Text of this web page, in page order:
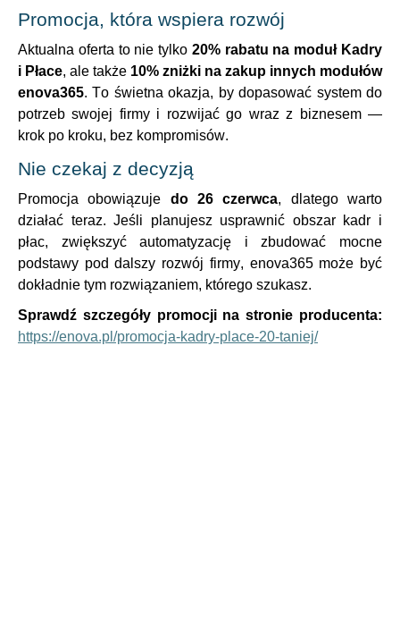
Promocja, która wspiera rozwój
Aktualna oferta to nie tylko 20% rabatu na moduł Kadry
i Płace, ale także 10% zniżki na zakup innych modułów
enova365. To świetna okazja, by dopasować system do
potrzeb swojej firmy i rozwijać go wraz z biznesem —
krok po kroku, bez kompromisów.
Nie czekaj z decyzją
Promocja obowiązuje do 26 czerwca, dlatego warto
działać teraz. Jeśli planujesz usprawnić obszar kadr i
płac, zwiększyć automatyzację i zbudować mocne
podstawy pod dalszy rozwój firmy, enova365 może być
dokładnie tym rozwiązaniem, którego szukasz.
Sprawdź szczegóły promocji na stronie producenta:
https://enova.pl/promocja-kadry-place-20-taniej/